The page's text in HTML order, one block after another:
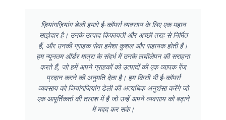
ज़ियांगज़ियांग डेली हमारे ई-कॉमर्स व्यवसाय के लिए एक महान
साझेदार है। उनके उत्पाद किफायती और अच्छी तरह से निर्मित
हैं, और उनकी ग्राहक सेवा हमेशा कुशल और सहायक होती है।
हम न्यूनतम ऑर्डर मात्रा के संदर्भ में उनके लचीलेपन की सराहना
करते हैं, जो हमें अपने ग्राहकों को उत्पादों की एक व्यापक रेंज
प्रदान करने की अनुमति देता है। हम किसी भी ई-कॉमर्स
व्यवसाय को जियांगजियांग डेली की अत्यधिक अनुशंसा करेंगे जो
एक आपूर्तिकर्ता की तलाश में है जो उन्हें अपने व्यवसाय को बढ़ाने
में मदद कर सके।